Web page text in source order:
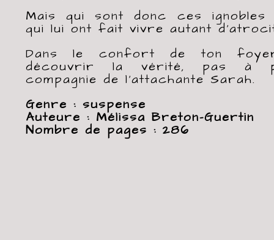
Mais qui sont donc ces ignobles
qui lui ont fait vivre autant
Dans le confort de ton
découvrir la vérité, pas à
compagnie de l’attachante Sarah.
Genre : suspense
Auteure : Mélissa Breton-Guertin
Nombre de pages : 286